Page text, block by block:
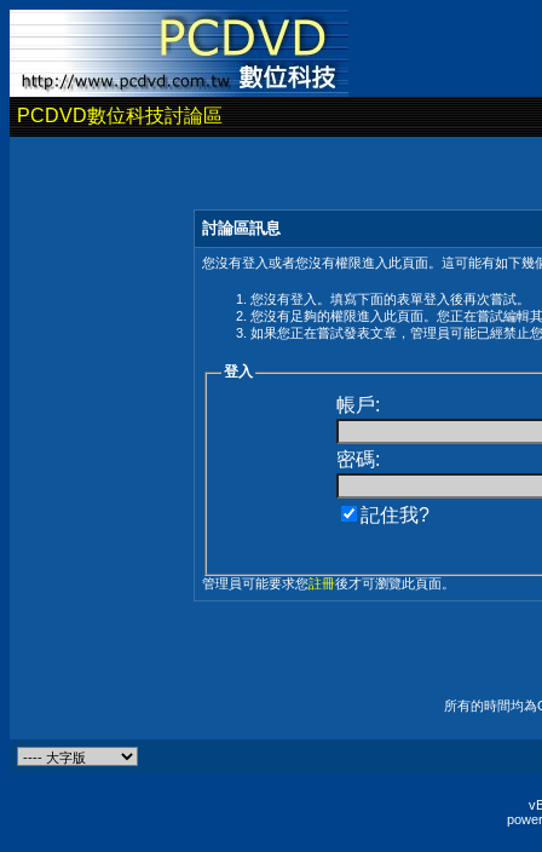
PCDVD數位科技討論區
討論區訊息
您沒有登入或者您沒有權限進入此頁面。這可能有如下幾
您沒有登入。填寫下面的表單登入後再次嘗試。
您沒有足夠的權限進入此頁面。您正在嘗試編輯
如果您正在嘗試發表文章，管理員可能已經禁止
登入
帳戶:
密碼:
記住我?
管理員可能要求您註冊後才可瀏覽此頁面。
所有的時間均為